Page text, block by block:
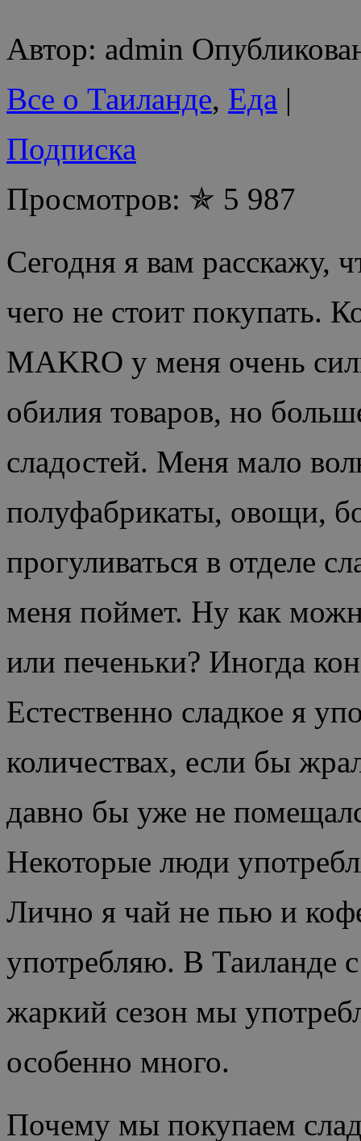
Автор: admin
Все о Таиланде, Еда |
Подписка
Просмотров: ✯ 5 987
Сегодня я вам расскажу,
чего не стоит покупать.
MAKRO у меня очень
обилия товаров, но
сладостей. Меня мало
полуфабрикаты, овощи,
прогуливаться в отделе
меня поймет. Ну как
или печеньки? Иногда
Естественно сладкое я
количествах, если бы
давно бы уже не
Некоторые люди
Лично я чай не пью и
употребляю. В Таиланде
жаркий сезон мы
особенно много.
Почему мы покупаем